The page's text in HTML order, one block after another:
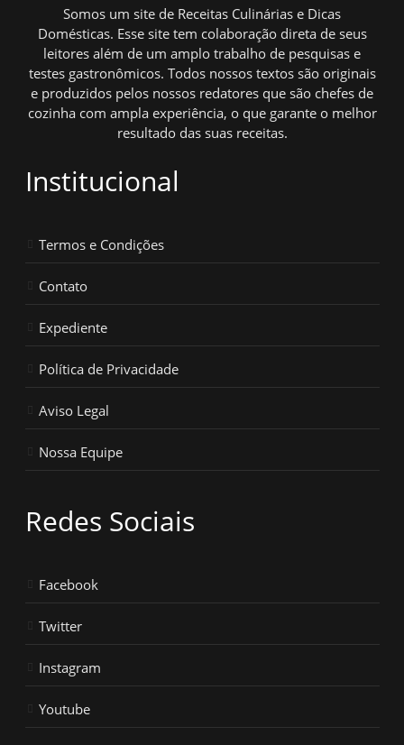
Somos um site de Receitas Culinárias e Dicas
Domésticas. Esse site tem colaboração direta de seus
leitores além de um amplo trabalho de pesquisas e
testes gastronômicos. Todos nossos textos são originais
e produzidos pelos nossos redatores que são chefes de
cozinha com ampla experiência, o que garante o melhor
resultado das suas receitas.
Institucional
Termos e Condições
Contato
Expediente
Política de Privacidade
Aviso Legal
Nossa Equipe
Redes Sociais
Facebook
Twitter
Instagram
Youtube